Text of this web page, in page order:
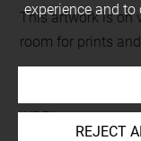
This artwork is on
room for prints
INDEX
experience and
REJECT